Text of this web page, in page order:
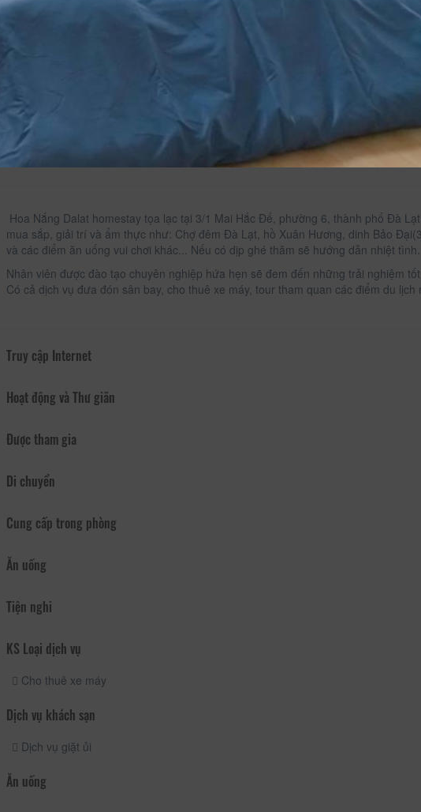
Hoa Nắng Dalat homestay tọa lạc tại 3/1 Mai Hắc Đế, phường 6, thành phố Đà
mua sắp, giải trí và ẩm thực như: Chợ đêm Đà Lạt, hồ Xuân Hương, dinh Bảo
và các điểm ăn uống vui chơi khác... Nếu có dịp ghé thăm sẽ hướng dẫn nhiệt tình.
Nhân viên được đào tạo chuyên nghiệp hứa hẹn sẽ đem đến những trải nghiệm tốt
Có cả dịch vụ đưa đón sân bay, cho thuê xe máy, tour tham quan các điểm du lịch
Truy cập Internet
Hoạt động và Thư giãn
Được tham gia
Di chuyển
Cung cấp trong phòng
Ăn uống
Tiện nghi
KS Loại dịch vụ
Cho thuê xe máy
Dịch vụ khách sạn
Dịch vụ giặt ủi
Ăn uống